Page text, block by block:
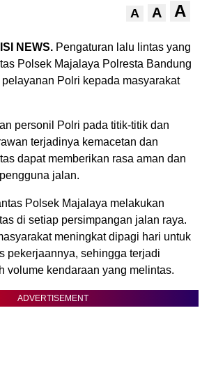
A A A
NEWS. Pengaturan lalu lintas yang
Polsek Majalaya Polresta Bandung
Polri kepada masyarakat
personil Polri pada titik-titik dan
terjadinya kemacetan dan
dapat memberikan rasa aman dan
jalan.
Polsek Majalaya melakukan
di setiap persimpangan jalan raya.
meningkat dipagi hari untuk
pekerjaannya, sehingga terjadi
volume kendaraan yang melintas.
ADVERTISEMENT